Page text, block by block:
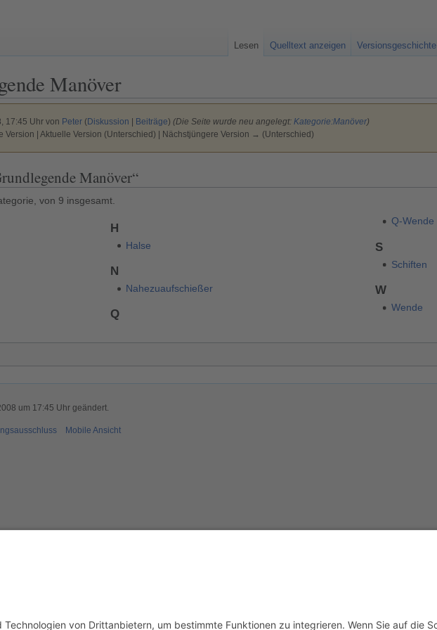
Manöver
17:45 Uhr von Peter (Diskussion Beiträge) (Die Seite wurde neu angelegt: Kategorie:Manöver)
| Aktuelle Version (Unterschied) | Nächstjüngere Version → (Unterschied)
Manöver“
von 9 insgesamt.
H
Halse
N
Nahezuaufschießer
Q
Q-Wende
S
Schiften
W
Wende
Lesen Quelltext anzeigen Versionsgeschichte
um 17:45 Uhr geändert.
Mobile Ansicht